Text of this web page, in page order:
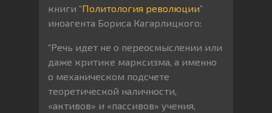
книги “Политология революции”
иноагента Бориса Кагарлицкого:
“Речь идет не о переосмыслении или
даже критике марксизма, а именно
о механическом подсчете
теоретической наличности,
«активов» и «пассивов» учения,